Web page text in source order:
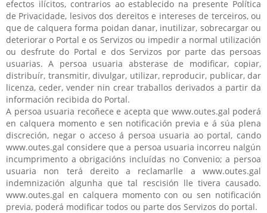
efectos ilícitos, contrarios ao establecido na presente Política
de Privacidade, lesivos dos dereitos e intereses de terceiros, ou
que de calquera forma poidan danar, inutilizar, sobrecargar ou
deteriorar o Portal e os Servizos ou impedir a normal utilización
ou desfrute do Portal e dos Servizos por parte das persoas
usuarias. A persoa usuaria absterase de modificar, copiar,
distribuír, transmitir, divulgar, utilizar, reproducir, publicar, dar
licenza, ceder, vender nin crear traballos derivados a partir da
información recibida do Portal.
A persoa usuaria recoñece e acepta que www.outes.gal poderá
en calquera momento e sen notificación previa e á súa plena
discreción, negar o acceso á persoa usuaria ao portal, cando
www.outes.gal considere que a persoa usuaria incorreu nalgún
incumprimento a obrigacións incluídas no Convenio; a persoa
usuaria non terá dereito a reclamarlle a www.outes.gal
indemnización algunha que tal rescisión lle tivera causado.
www.outes.gal en calquera momento con ou sen notificación
previa, poderá modificar todos ou parte dos Servizos do portal.